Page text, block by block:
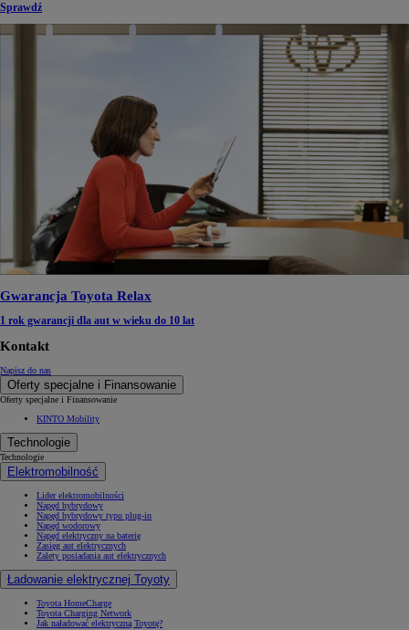
Sprawdź
Gwarancja Toyota Relax
1 rok gwarancji dla aut w wieku do 10 lat
Kontakt
Napisz do nas
Oferty specjalne i Finansowanie
Oferty specjalne i Finansowanie
KINTO Mobility
Technologie
Technologie
Elektromobilność
Lider elektromobilności
Napęd hybrydowy
Napęd hybrydowy typu plug-in
Napęd wodorowy
Napęd elektryczny na baterię
Zasięg aut elektrycznych
Zalety posiadania aut elektrycznych
Ładowanie elektrycznej Toyoty
Toyota HomeCharge
Toyota Charging Network
Jak naładować elektryczną Toyotę?